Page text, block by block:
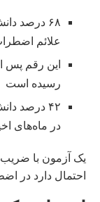
علائم
رسیده است
۴۲ درصد
در ماه‌های
احتمال دارد در